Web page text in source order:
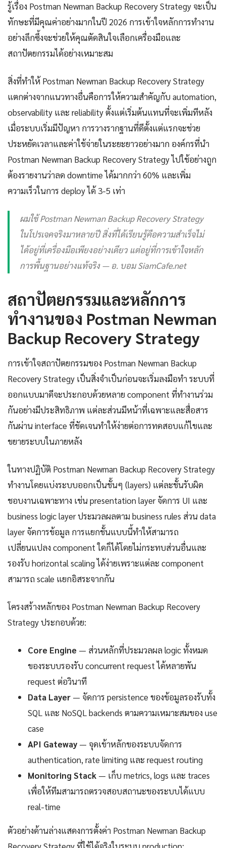
รู้เรื่อง Postman Newman Backup Recovery Strategy จะเป็น
ทักษะที่มีคุณค่าอย่างมากในปี 2026 การเข้าใจหลักการทำงาน
อย่างลึกซึ้งจะช่วยให้คุณตัดสินใจเลือกเครื่องมือและ
สถาปัตยกรรมได้อย่างเหมาะสม
สิ่งที่ทำให้ Postman Newman Backup Recovery Strategy
แตกต่างจากแนวทางอื่นคือการให้ความสำคัญกับ automation,
observability และ reliability ตั้งแต่เริ่มต้นแทนที่จะเพิ่มทีหลัง
เมื่อระบบเริ่มมีปัญหา การวางรากฐานที่ดีตั้งแต่แรกจะช่วย
ประหยัดเวลาและค่าใช้จ่ายในระยะยาวอย่างมาก องค์กรที่นำ
Postman Newman Backup Recovery Strategy ไปใช้อย่างถูก
ต้องรายงานว่าลด downtime ได้มากกว่า 60% และเพิ่ม
ความเร็วในการ deploy ได้ 3-5 เท่า
ผมใช้ Postman Newman Backup Recovery Strategy
ในโปรเจคจริงมาหลายปี สิ่งที่ได้เรียนรู้คือความสำเร็จไม่
ได้อยู่ที่เครื่องมือเพียงอย่างเดียว แต่อยู่ที่การเข้าใจหลัก
การพื้นฐานอย่างแท้จริง — อ. บอม SiamCafe.net
สถาปัตยกรรมและหลักการ
ทำงานของ Postman Newman
Backup Recovery Strategy
การเข้าใจสถาปัตยกรรมของ Postman Newman Backup
Recovery Strategy เป็นสิ่งจำเป็นก่อนจะเริ่มลงมือทำ ระบบที่
ออกแบบมาดีจะประกอบด้วยหลาย component ที่ทำงานร่วม
กันอย่างมีประสิทธิภาพ แต่ละส่วนมีหน้าที่เฉพาะและสื่อสาร
กันผ่าน interface ที่ชัดเจนทำให้ง่ายต่อการทดสอบแก้ไขและ
ขยายระบบในภายหลัง
ในทางปฏิบัติ Postman Newman Backup Recovery Strategy
ทำงานโดยแบ่งระบบออกเป็นชั้นๆ (layers) แต่ละชั้นรับผิด
ชอบงานเฉพาะทาง เช่น presentation layer จัดการ UI และ
business logic layer ประมวลผลตาม business rules ส่วน data
layer จัดการข้อมูล การแยกชั้นแบบนี้ทำให้สามารถ
เปลี่ยนแปลง component ใดก็ได้โดยไม่กระทบส่วนอื่นและ
รองรับ horizontal scaling ได้ง่ายเพราะแต่ละ component
สามารถ scale แยกอิสระจากกัน
โครงสร้างหลักของ Postman Newman Backup Recovery
Strategy ประกอบด้วย:
Core Engine — ส่วนหลักที่ประมวลผล logic ทั้งหมด
ของระบบรองรับ concurrent request ได้หลายพัน
request ต่อวินาที
Data Layer — จัดการ persistence ของข้อมูลรองรับทั้ง
SQL และ NoSQL backends ตามความเหมาะสมของ use
case
API Gateway — จุดเข้าหลักของระบบจัดการ
authentication, rate limiting และ request routing
Monitoring Stack — เก็บ metrics, logs และ traces
เพื่อให้ทีมสามารถตรวจสอบสถานะของระบบได้แบบ
real-time
ตัวอย่างด้านล่างแสดงการตั้งค่า Postman Newman Backup